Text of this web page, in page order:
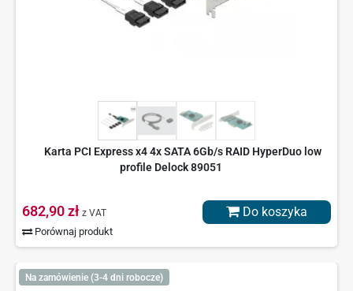
Karta PCI Express x4 4x SATA 6Gb/s RAID HyperDuo low
profile Delock 89051
682,90 zł z VAT
Porównaj produkt
Do koszyka
Na zamówienie (3-4 dni robocze)